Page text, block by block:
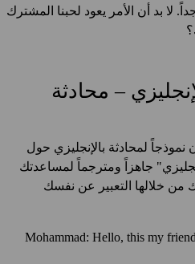
لا بد أن الأمر يعود لحبنا المشترك
– محادثة
لمحادثة بالإنجليزي حول
جاهزاً ومترجماً لمساعدتك
خلالها التعبير عن نفسك
Mohammad: Hello, this my